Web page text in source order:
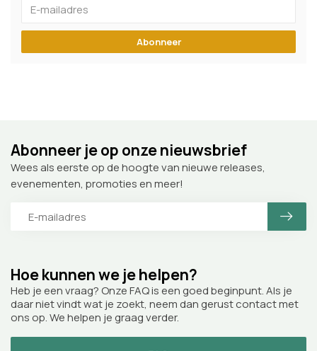
Abonneer
Hoe kunnen we je helpen?
Heb je een vraag? Onze FAQ is een goed beginpunt. Als je
daar niet vindt wat je zoekt, neem dan gerust contact met
ons op. We helpen je graag verder.
Abonneer je op onze nieuwsbrief
Wees als eerste op de hoogte van nieuwe releases,
evenementen, promoties en meer!